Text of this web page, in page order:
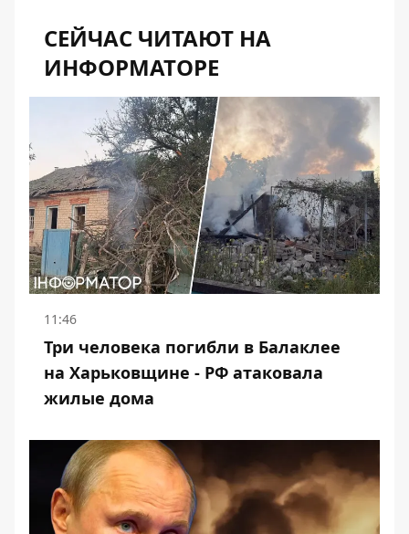
СЕЙЧАС ЧИТАЮТ НА
ИНФОРМАТОРЕ
11:46
Три человека погибли в Балаклее
на Харьковщине - РФ атаковала
жилые дома